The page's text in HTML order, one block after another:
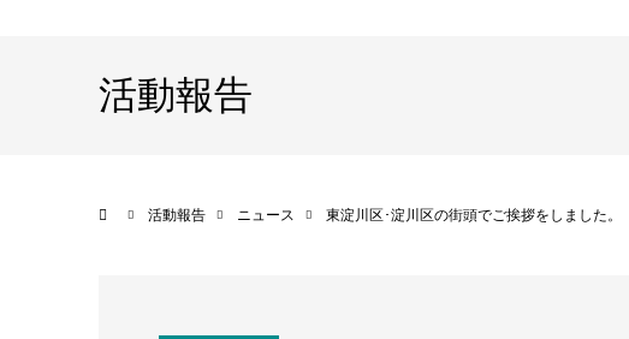
活動報告
活動報告 ニュース 東淀川区･淀川区の街頭でご挨拶をしました。